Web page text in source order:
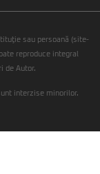
sau persoană (site-
reproduce integral
de Autor.
interzise minorilor.